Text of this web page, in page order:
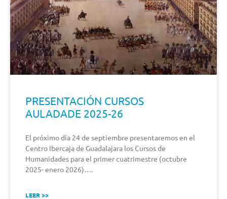
PRESENTACIÓN CURSOS
AULADADE 2025-26
El próximo día 24 de septiembre presentaremos en el
Centro Ibercaja de Guadalajara los Cursos de
Humanidades para el primer cuatrimestre (octubre
2025- enero 2026)….
LEER >>